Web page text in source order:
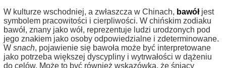
W kulturze wschodniej, a zwłaszcza w Chinach, bawółjest
symbolem pracowitości i cierpliwości. W chińskim zodiaku
bawół, znany jako wół, reprezentuje ludzi urodzonych pod
jego znakiem jako osoby odpowiedzialne i zdeterminowane.
W snach, pojawienie się bawoła może być interpretowane
jako potrzeba większej dyscypliny i wytrwałości w dążeniu
do celów. Może to być również wskazówka, że śniący